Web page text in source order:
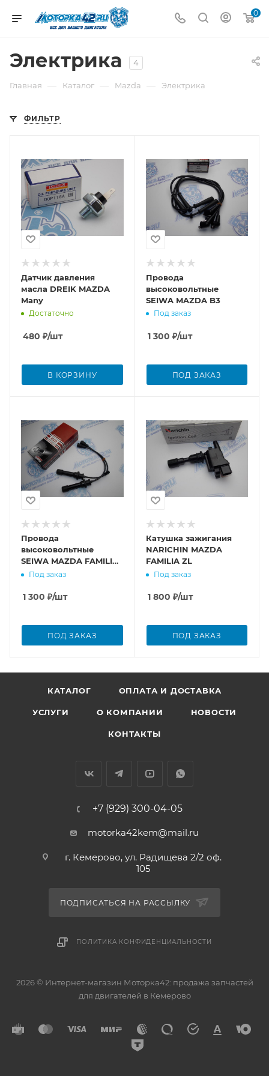
0
Электрика 4
Главная — Каталог — Mazda — Электрика
ФИЛЬТР
Датчик давления
масла DREIK MAZDA
Many
Достаточно
480 ₽/шт
В КОРЗИНУ
Провода
высоковольтные
SEIWA MAZDA B3
Под заказ
1 300 ₽/шт
ПОД ЗАКАЗ
Провода
высоковольтные
SEIWA MAZDA FAMILIA
ZLПод заказ
1 300 ₽/шт
ПОД ЗАКАЗ
Катушка зажигания
NARICHIN MAZDA
FAMILIA ZL
Под заказ
1 800 ₽/шт
ПОД ЗАКАЗ
КАТАЛОГ ОПЛАТА И ДОСТАВКА
УСЛУГИ О КОМПАНИИ НОВОСТИ
КОНТАКТЫ
+7 (929) 300-04-05
motorka42kem@mail.ru
г. Кемерово, ул. Радищева 2/2 оф.
105
ПОДПИСАТЬСЯ НА РАССЫЛКУ
ПОЛИТИКА КОНФИДЕНЦИАЛЬНОСТИ
2026 © Интернет-магазин Моторка42: продажа запчастей
для двигателей в Кемерово